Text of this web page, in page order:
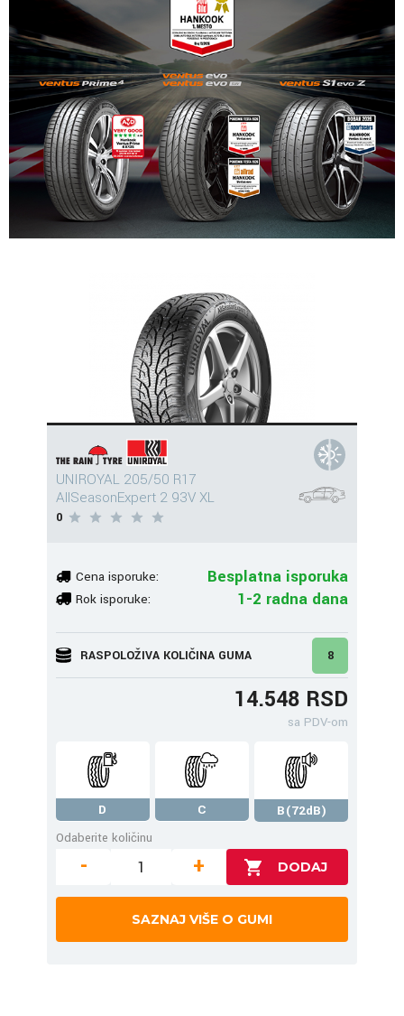
UNIROYAL 205/50 R17
AllSeasonExpert 2 93V XL
0
Cena isporuke: Besplatna isporuka
Rok isporuke: 1-2 radna dana
RASPOLOŽIVA KOLIČINA GUMA 8
14.548 RSD
sa PDV-om
D C
B(72dB)
Odaberite količinu
- +
SAZNAJ VIŠE O GUMI